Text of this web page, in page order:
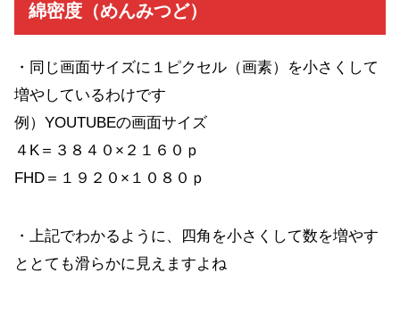
綿密度（めんみつど）
・同じ画面サイズに１ピクセル（画素）を小さくして
増やしているわけです
例）YOUTUBEの画面サイズ
４K＝３８４０×２１６０ｐ
FHD＝１９２０×１０８０ｐ
・上記でわかるように、四角を小さくして数を増やす
ととても滑らかに見えますよね